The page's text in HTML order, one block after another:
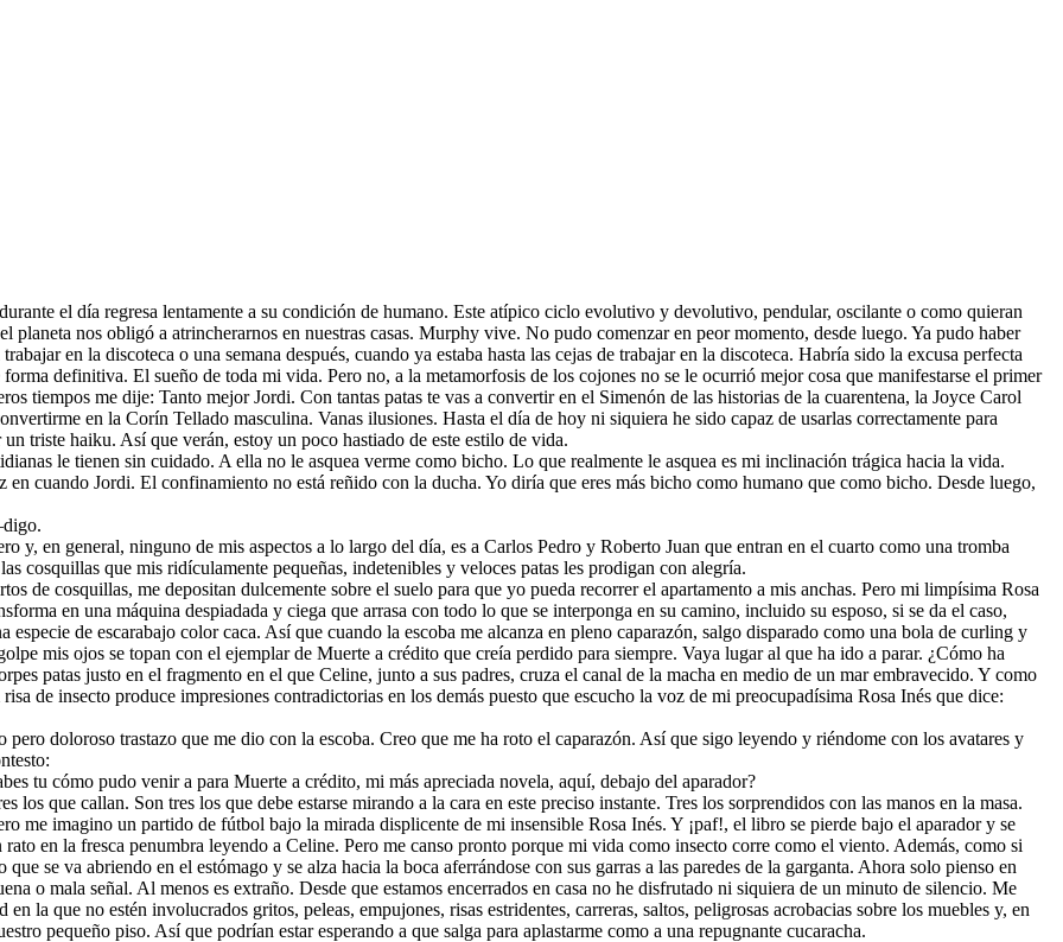
el día regresa lentamente a su condición de humano. Este atípico ciclo evolutivo y devolutivo, pendular, oscilante o como quieran
planeta nos obligó a atrincherarnos en nuestras casas. Murphy vive. No pudo comenzar en peor momento, desde luego. Ya pudo haber
en la discoteca o una semana después, cuando ya estaba hasta las cejas de trabajar en la discoteca. Habría sido la excusa perfecta
definitiva. El sueño de toda mi vida. Pero no, a la metamorfosis de los cojones no se le ocurrió mejor cosa que manifestarse el primer
tiempos me dije: Tanto mejor Jordi. Con tantas patas te vas a convertir en el Simenón de las historias de la cuarentena, la Joyce Carol
en la Corín Tellado masculina. Vanas ilusiones. Hasta el día de hoy ni siquiera he sido capaz de usarlas correctamente para
triste haiku. Así que verán, estoy un poco hastiado de este estilo de vida.
le tienen sin cuidado. A ella no le asquea verme como bicho. Lo que realmente le asquea es mi inclinación trágica hacia la vida.
cuando Jordi. El confinamiento no está reñido con la ducha. Yo diría que eres más bicho como humano que como bicho. Desde luego,
y, en general, ninguno de mis aspectos a lo largo del día, es a Carlos Pedro y Roberto Juan que entran en el cuarto como una tromba
cosquillas que mis ridículamente pequeñas, indetenibles y veloces patas les prodigan con alegría.
de cosquillas, me depositan dulcemente sobre el suelo para que yo pueda recorrer el apartamento a mis anchas. Pero mi limpísima Rosa
en una máquina despiadada y ciega que arrasa con todo lo que se interponga en su camino, incluido su esposo, si se da el caso,
de escarabajo color caca. Así que cuando la escoba me alcanza en pleno caparazón, salgo disparado como una bola de curling y
mis ojos se topan con el ejemplar de Muerte a crédito que creía perdido para siempre. Vaya lugar al que ha ido a parar. ¿Cómo ha
patas justo en el fragmento en el que Celine, junto a sus padres, cruza el canal de la macha en medio de un mar embravecido. Y como
de insecto produce impresiones contradictorias en los demás puesto que escucho la voz de mi preocupadísima Rosa Inés que dice:
doloroso trastazo que me dio con la escoba. Creo que me ha roto el caparazón. Así que sigo leyendo y riéndome con los avatares y
tu cómo pudo venir a para Muerte a crédito, mi más apreciada novela, aquí, debajo del aparador?
que callan. Son tres los que debe estarse mirando a la cara en este preciso instante. Tres los sorprendidos con las manos en la masa.
me imagino un partido de fútbol bajo la mirada displicente de mi insensible Rosa Inés. Y ¡paf!, el libro se pierde bajo el aparador y se
en la fresca penumbra leyendo a Celine. Pero me canso pronto porque mi vida como insecto corre como el viento. Además, como si
se va abriendo en el estómago y se alza hacia la boca aferrándose con sus garras a las paredes de la garganta. Ahora solo pienso en
o mala señal. Al menos es extraño. Desde que estamos encerrados en casa no he disfrutado ni siquiera de un minuto de silencio. Me
la que no estén involucrados gritos, peleas, empujones, risas estridentes, carreras, saltos, peligrosas acrobacias sobre los muebles y, en
pequeño piso. Así que podrían estar esperando a que salga para aplastarme como a una repugnante cucaracha.